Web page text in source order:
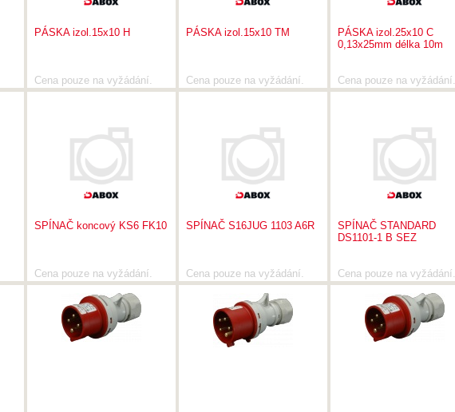
PÁSKA izol.15x10 H
Cena pouze na vyžádání.
PÁSKA izol.15x10 TM
Cena pouze na vyžádání.
PÁSKA izol.25x10 C
0,13x25mm délka 10m
Cena pouze na vyžádání.
SPÍNAČ koncový KS6 FK10
Cena pouze na vyžádání.
SPÍNAČ S16JUG 1103 A6R
Cena pouze na vyžádání.
SPÍNAČ STANDARD
DS1101-1 B SEZ
Cena pouze na vyžádání.